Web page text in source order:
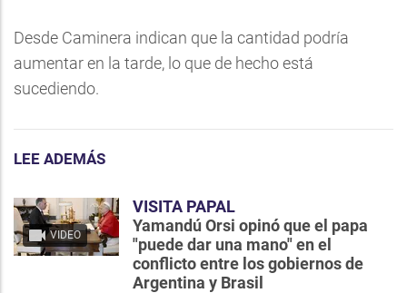
Desde Caminera indican que la cantidad podría
aumentar en la tarde, lo que de hecho está
sucediendo.
LEE ADEMÁS
VIDEO
VISITA PAPAL
Yamandú Orsi opinó que el papa
"puede dar una mano" en el
conflicto entre los gobiernos de
Argentina y Brasil